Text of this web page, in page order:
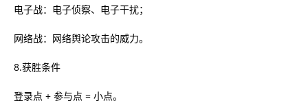
电子战：电子侦察、电子干扰；
网络战：网络舆论攻击的威力。
8.获胜条件
登录点 + 参与点 = 小点。